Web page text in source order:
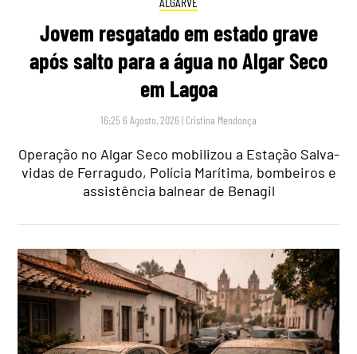
Jovem resgatado em estado grave
após salto para a água no Algar Seco
em Lagoa
16:25 6 Agosto, 2026 | Cristina Mendonça
Operação no Algar Seco mobilizou a Estação Salva-
vidas de Ferragudo, Polícia Marítima, bombeiros e
assistência balnear de Benagil